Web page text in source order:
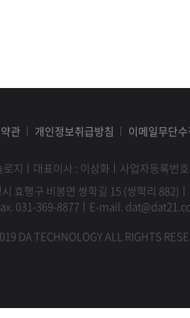
관 개인정보취급방침 이메일무단
지 대표이사 : 이상화
사업자등록번
효행구 비봉면 쌍학길 15 (쌍학리 882)
031-369-8877
E-mail.
DA TECHNOLOGY ALL RIGHTS